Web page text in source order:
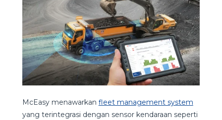
McEasy menawarkan fleet management system
yang terintegrasi dengan sensor kendaraan seperti